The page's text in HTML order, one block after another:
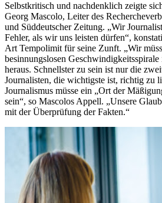
Selbstkritisch und nachdenklich zeigte
Georg Mascolo, Leiter des
und Süddeutscher Zeitung. „Wir
Fehler, als wir uns leisten dürfen“,
Art Tempolimit für seine Zunft. „Wir
besinnungslosen
heraus. Schnellster zu sein ist nur die
Journalisten, die wichtigste ist, richtig zu
Journalismus müsse ein „Ort der
sein“, so Mascolos Appell. „Unsere
mit der Überprüfung der Fakten.“